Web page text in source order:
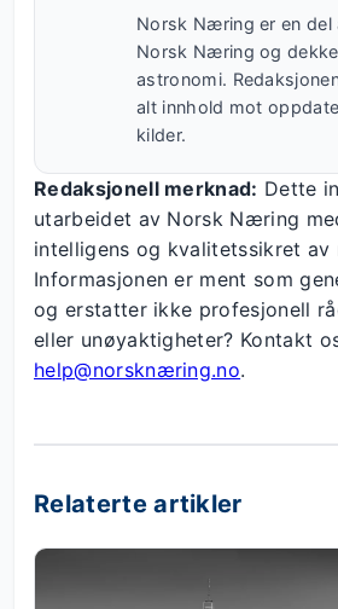
Norsk Næring er en del
Norsk Næring og
astronomi.
alt innhold mot
kilder.
Redaksjonell merknad: Dette
utarbeidet av Norsk Næring
intelligens og kvalitetssikret av
Informasjonen er ment som
og erstatter ikke profesjonell
eller unøyaktigheter? Kontakt
help@norsknæring.no.
Relaterte artikler